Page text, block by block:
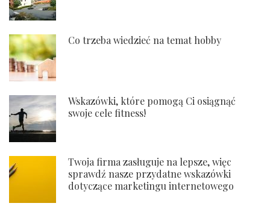
Co trzeba wiedzieć na temat hobby
Wskazówki, które pomogą Ci osiągnąć
swoje cele fitness!
Twoja firma zasługuje na lepsze, więc
sprawdź nasze przydatne wskazówki
dotyczące marketingu internetowego